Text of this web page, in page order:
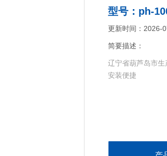
型号：ph-
更新时间：2026-
简要描述：
辽宁省葫芦岛市
安装便捷